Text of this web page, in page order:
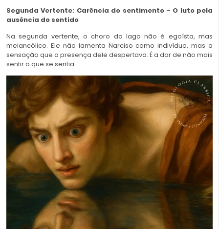
Segunda Vertente: Carência do sentimento – O luto pela
ausência do sentido
Na segunda vertente, o choro do lago não é egoísta, mas
melancólico. Ele não lamenta Narciso como indivíduo, mas a
sensação que a presença dele despertava. É a dor de não mais
sentir o que se sentia.